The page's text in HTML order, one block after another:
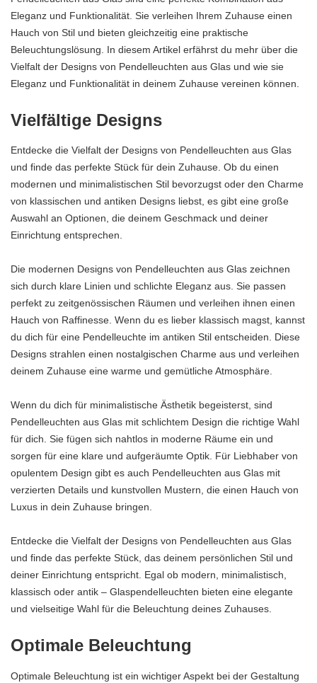
Eleganz und Funktionalität. Sie verleihen Ihrem Zuhause einen
Hauch von Stil und bieten gleichzeitig eine praktische
Beleuchtungslösung. In diesem Artikel erfährst du mehr über die
Vielfalt der Designs von Pendelleuchten aus Glas und wie sie
Eleganz und Funktionalität in deinem Zuhause vereinen können.
Vielfältige Designs
Entdecke die Vielfalt der Designs von Pendelleuchten aus Glas
und finde das perfekte Stück für dein Zuhause. Ob du einen
modernen und minimalistischen Stil bevorzugst oder den Charme
von klassischen und antiken Designs liebst, es gibt eine große
Auswahl an Optionen, die deinem Geschmack und deiner
Einrichtung entsprechen.
Die modernen Designs von Pendelleuchten aus Glas zeichnen
sich durch klare Linien und schlichte Eleganz aus. Sie passen
perfekt zu zeitgenössischen Räumen und verleihen ihnen einen
Hauch von Raffinesse. Wenn du es lieber klassisch magst, kannst
du dich für eine Pendelleuchte im antiken Stil entscheiden. Diese
Designs strahlen einen nostalgischen Charme aus und verleihen
deinem Zuhause eine warme und gemütliche Atmosphäre.
Wenn du dich für minimalistische Ästhetik begeisterst, sind
Pendelleuchten aus Glas mit schlichtem Design die richtige Wahl
für dich. Sie fügen sich nahtlos in moderne Räume ein und
sorgen für eine klare und aufgeräumte Optik. Für Liebhaber von
opulentem Design gibt es auch Pendelleuchten aus Glas mit
verzierten Details und kunstvollen Mustern, die einen Hauch von
Luxus in dein Zuhause bringen.
Entdecke die Vielfalt der Designs von Pendelleuchten aus Glas
und finde das perfekte Stück, das deinem persönlichen Stil und
deiner Einrichtung entspricht. Egal ob modern, minimalistisch,
klassisch oder antik – Glaspendelleuchten bieten eine elegante
und vielseitige Wahl für die Beleuchtung deines Zuhauses.
Optimale Beleuchtung
Optimale Beleuchtung ist ein wichtiger Aspekt bei der Gestaltung